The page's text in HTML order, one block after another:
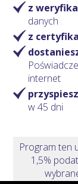
z
danych
z
internet
w 45 dni
Program ten
1,5%